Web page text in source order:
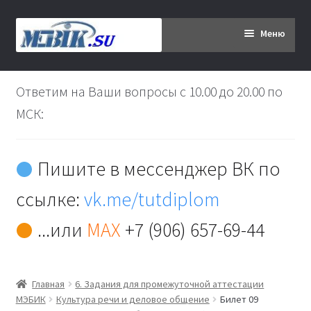
Перейти
к
Перейти
к
Меню
Главная
Дипломникам
Контакты
Ответим на Ваши вопросы с 10.00 до 20.00 по
МСК:
Пишите в мессенджер ВК по
ссылке:vk.me/tutdiplom
...или MAX +7 (906) 657-69-44
Главная
6. Задания для промежуточной аттестации
МЭБИК
Культура речи и деловое общение
Билет 09